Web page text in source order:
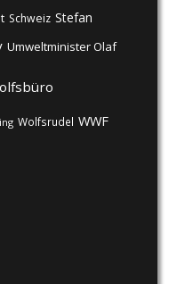
Schweiz Stefan
Umweltminister Olaf
Wolfsrudel WWF